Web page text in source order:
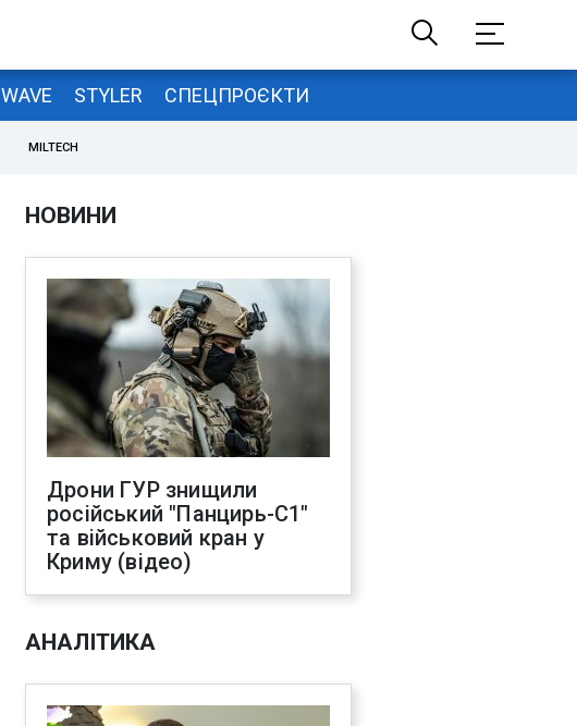
WAVE STYLER СПЕЦПРОЄКТИ
MILTECH
НОВИНИ
Дрони ГУР знищили
російський "Панцирь-С1"
та військовий кран у
Криму (відео)
АНАЛІТИКА